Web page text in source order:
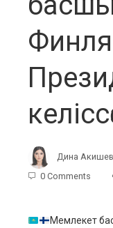
Дина
0 Comments
Мемлекет